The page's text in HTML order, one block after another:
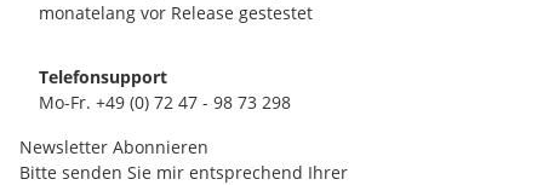
monatelang vor Release gestestet
Telefonsupport
Mo-Fr. +49 (0) 72 47 - 98 73 298
Newsletter Abonnieren
Bitte senden Sie mir entsprechend Ihrer